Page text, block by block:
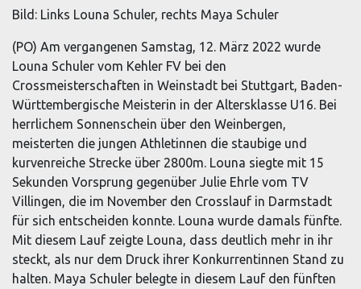
Bild: Links Louna Schuler, rechts Maya Schuler
(PO) Am vergangenen Samstag, 12. März 2022 wurde
Louna Schuler vom Kehler FV bei den
Crossmeisterschaften in Weinstadt bei Stuttgart, Baden-
Württembergische Meisterin in der Altersklasse U16. Bei
herrlichem Sonnenschein über den Weinbergen,
meisterten die jungen Athletinnen die staubige und
kurvenreiche Strecke über 2800m. Louna siegte mit 15
Sekunden Vorsprung gegenüber Julie Ehrle vom TV
Villingen, die im November den Crosslauf in Darmstadt
für sich entscheiden konnte. Louna wurde damals fünfte.
Mit diesem Lauf zeigte Louna, dass deutlich mehr in ihr
steckt, als nur dem Druck ihrer Konkurrentinnen Stand zu
halten. Maya Schuler belegte in diesem Lauf den fünften